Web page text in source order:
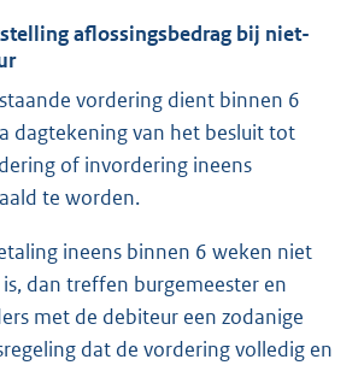
aflossingsbedrag bij niet-
vordering dient binnen 6
dagtekening van het besluit tot
of invordering ineens
te worden.
ineens binnen 6 weken niet
dan treffen burgemeester en
met de debiteur een zodanige
dat de vordering volledig en